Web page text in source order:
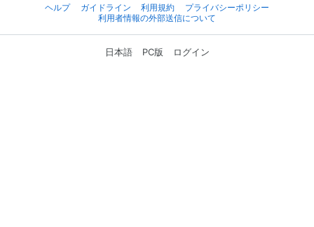
ヘルプ
ガイドライン 利用規約
プライバシーポリシー
利用者情報の外部送信について
日本語 PC版 ログイン